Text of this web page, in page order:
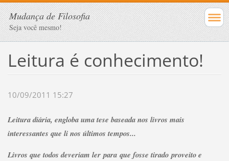
Mudança de Filosofia
Seja você mesmo!
Leitura é conhecimento!
10/09/2011 15:27
Leitura diária, engloba uma tese baseada nos livros mais
interessantes que li nos últimos tempos...
Livros que todos deveriam ler para que fosse tirado proveito e